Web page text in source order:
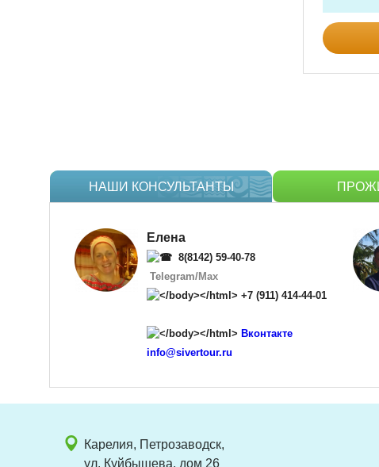
НАШИ КОНСУЛЬТАНТЫ
Елена
8(8142) 59-40-78
Telegram/Max
+7 (911) 414-44-01
Вконтакте
info@sivertour.ru
Карелия, Петрозаводск,
ул. Куйбышева, дом 26